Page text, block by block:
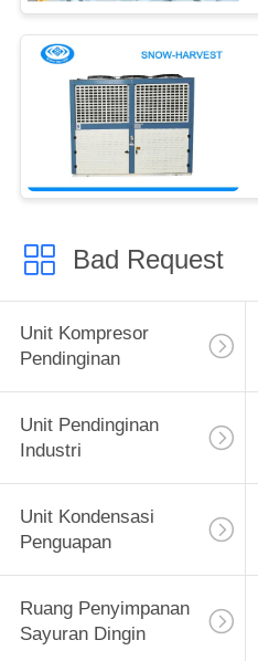
Bad Request
Unit Kompresor
Pendinginan
Unit Pendinginan
Industri
Unit Kondensasi
Penguapan
Ruang Penyimpanan
Sayuran Dingin